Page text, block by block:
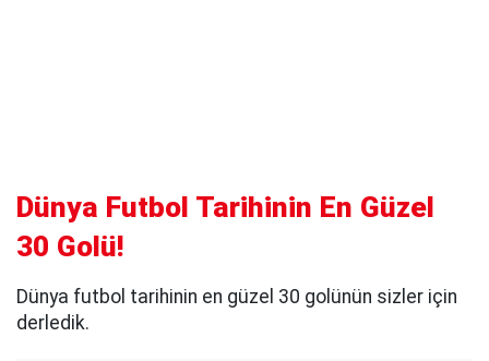
Dünya Futbol Tarihinin En Güzel
30 Golü!
Dünya futbol tarihinin en güzel 30 golünün sizler için
derledik.